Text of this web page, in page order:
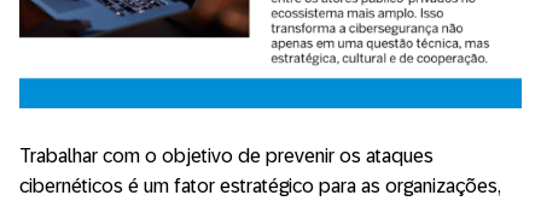
Trabalhar com o objetivo de prevenir os ataques
cibernéticos é um fator estratégico para as organizações,